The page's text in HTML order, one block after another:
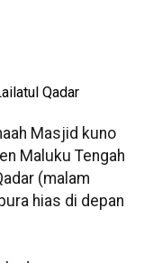
Masjid kuno
Maluku Tengah
(malam
hias di depan